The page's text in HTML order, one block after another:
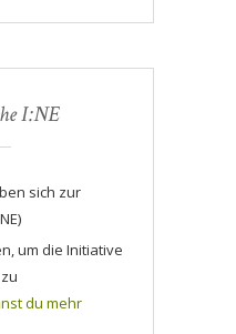
I:NE
sich zur
um die Initiative
du mehr